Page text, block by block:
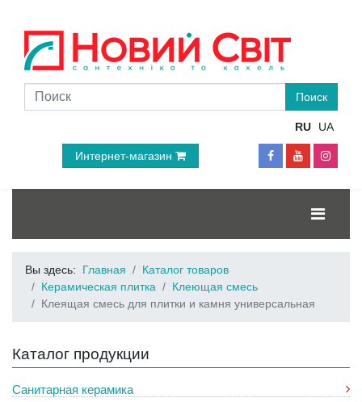
RU UA
Интернет-магазин
Вы здесь: Главная
Каталог товаров
Керамическая плитка
Клеющая смесь
Клеящая смесь для плитки и камня универсальная
Каталог продукции
Санитарная керамика